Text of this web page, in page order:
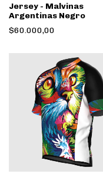
Jersey - Malvinas
Argentinas Negro
$60.000,00